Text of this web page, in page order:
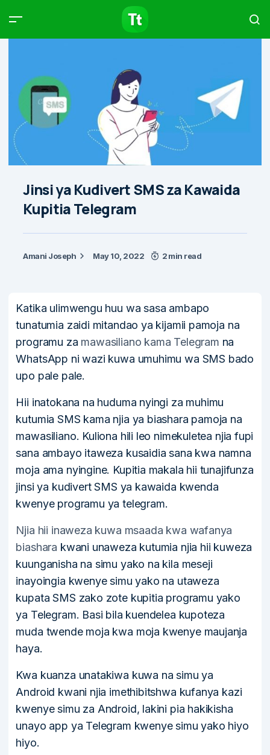
Jinsi ya Kudivert SMS za Kawaida
Kupitia Telegram
Amani Joseph May 10, 2022 2 min read
Katika ulimwengu huu wa sasa ambapo
tunatumia zaidi mitandao ya kijamii pamoja na
programu za mawasiliano kama Telegram na
WhatsApp ni wazi kuwa umuhimu wa SMS bado
upo pale pale.
Hii inatokana na huduma nyingi za muhimu
kutumia SMS kama njia ya biashara pamoja na
mawasiliano. Kuliona hili leo nimekuletea njia fupi
sana ambayo itaweza kusaidia sana kwa namna
moja ama nyingine. Kupitia makala hii tunajifunza
jinsi ya kudivert SMS ya kawaida kwenda
kwenye programu ya telegram.
Njia hii inaweza kuwa msaada kwa wafanya
biashara kwani unaweza kutumia njia hii kuweza
kuunganisha na simu yako na kila meseji
inayoingia kwenye simu yako na utaweza
kupata SMS zako zote kupitia programu yako
ya Telegram. Basi bila kuendelea kupoteza
muda twende moja kwa moja kwenye maujanja
haya.
Kwa kuanza unatakiwa kuwa na simu ya
Android kwani njia imethibitshwa kufanya kazi
kwenye simu za Android, lakini pia hakikisha
unayo app ya Telegram kwenye simu yako hiyo
hiyo.
Products Articles
Type to start searching…